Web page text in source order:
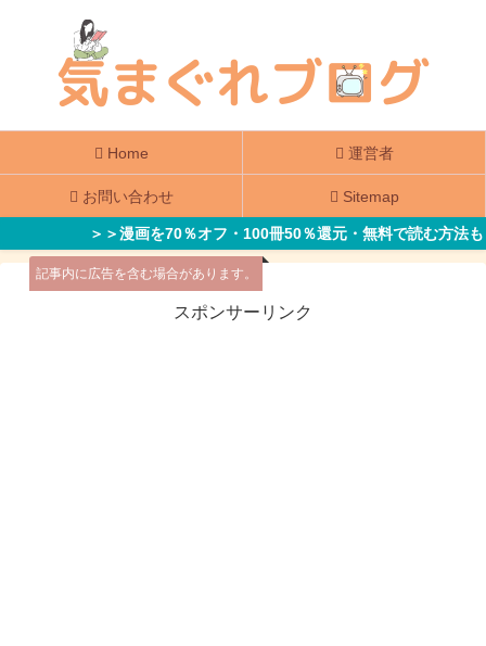
Home 運営者
お問い合わせ Sitemap
＞＞漫画を70％オフ・100冊50％還元・無料で読む方法も
記事内に広告を含む場合があります。
スポンサーリンク